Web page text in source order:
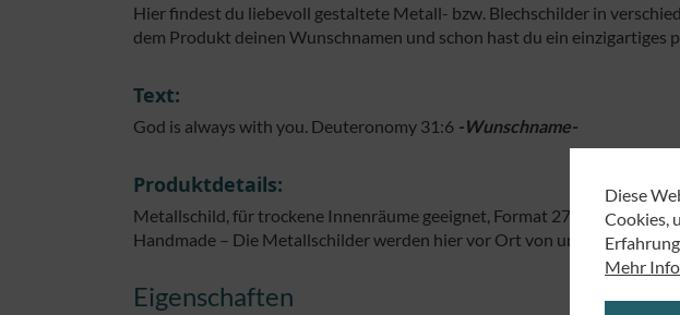
Hier findest du liebevoll gestaltete Metall- bzw. Blechschilder in
dem Produkt deinen Wunschnamen und schon hast du ein einzigartiges
Text:
God is always with you. Deuteronomy 31:6 -Wunschname-
Produktdetails:
Metallschild, für trockene Innenräume geeignet, Format 27 x 19 cm.
Handmade – Die Metallschilder werden hier vor Ort von uns produziert.
Eigenschaften
Diese
Cookies,
Mehr